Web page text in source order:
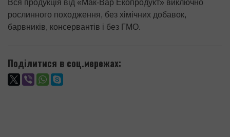
Вся продукція від «Мак-Вар Екопродукт» виключно
рослинного походження, без хімічних добавок,
барвників, консервантів і без ГМО.
Поділитися в соц.мережах: